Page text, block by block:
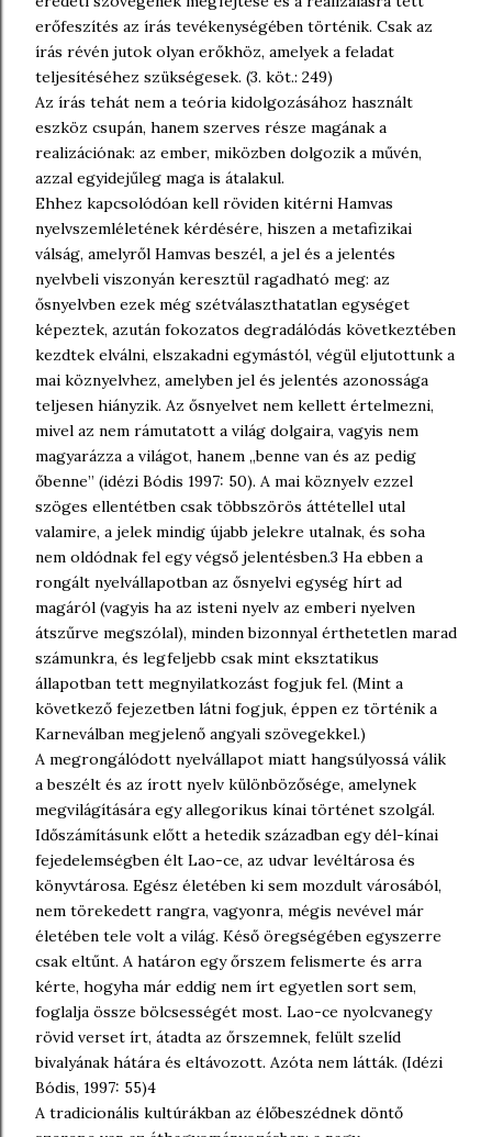
erőfeszítés az írás tevékenységében történik. Csak az
írás révén jutok olyan erőkhöz, amelyek a feladat
teljesítéséhez szükségesek. (3. köt.: 249)
Az írás tehát nem a teória kidolgozásához használt
eszköz csupán, hanem szerves része magának a
realizációnak: az ember, miközben dolgozik a művén,
azzal egyidejűleg maga is átalakul.
Ehhez kapcsolódóan kell röviden kitérni Hamvas
nyelvszemléletének kérdésére, hiszen a metafizikai
válság, amelyről Hamvas beszél, a jel és a jelentés
nyelvbeli viszonyán keresztül ragadható meg: az
ősnyelvben ezek még szétválaszthatatlan egységet
képeztek, azután fokozatos degradálódás következtében
kezdtek elválni, elszakadni egymástól, végül eljutottunk a
mai köznyelvhez, amelyben jel és jelentés azonossága
teljesen hiányzik. Az ősnyelvet nem kellett értelmezni,
mivel az nem rámutatott a világ dolgaira, vagyis nem
magyarázza a világot, hanem „benne van és az pedig
őbenne” (idézi Bódis 1997: 50). A mai köznyelv ezzel
szöges ellentétben csak többszörös áttétellel utal
valamire, a jelek mindig újabb jelekre utalnak, és soha
nem oldódnak fel egy végső jelentésben.3 Ha ebben a
rongált nyelvállapotban az ősnyelvi egység hírt ad
magáról (vagyis ha az isteni nyelv az emberi nyelven
átszűrve megszólal), minden bizonnyal érthetetlen marad
számunkra, és legfeljebb csak mint eksztatikus
állapotban tett megnyilatkozást fogjuk fel. (Mint a
következő fejezetben látni fogjuk, éppen ez történik a
Karneválban megjelenő angyali szövegekkel.)
A megrongálódott nyelvállapot miatt hangsúlyossá válik
a beszélt és az írott nyelv különbözősége, amelynek
megvilágítására egy allegorikus kínai történet szolgál.
Időszámításunk előtt a hetedik században egy dél-kínai
fejedelemségben élt Lao-ce, az udvar levéltárosa és
könyvtárosa. Egész életében ki sem mozdult városából,
nem törekedett rangra, vagyonra, mégis nevével már
életében tele volt a világ. Késő öregségében egyszerre
csak eltűnt. A határon egy őrszem felismerte és arra
kérte, hogyha már eddig nem írt egyetlen sort sem,
foglalja össze bölcsességét most. Lao-ce nyolcvanegy
rövid verset írt, átadta az őrszemnek, felült szelíd
bivalyának hátára és eltávozott. Azóta nem látták. (Idézi
Bódis, 1997: 55)4
A tradicionális kultúrákban az élőbeszédnek döntő